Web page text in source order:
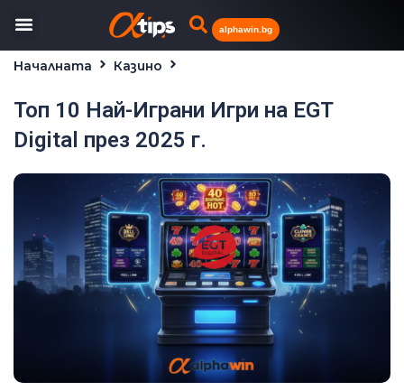
alphawin.bg
Началната
Казино
Топ 10 Най-Играни Игри на EGT
Digital през 2025 г.